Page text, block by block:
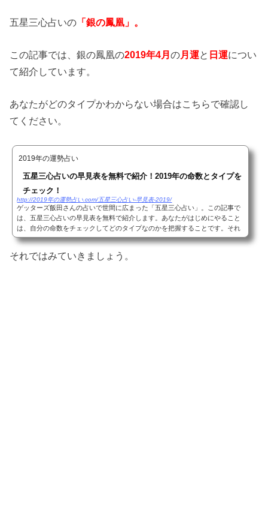
五星三心占いの 「銀の鳳凰」。
この記事では、銀の鳳凰の2019年4月の月運と 日運につい
て紹介しています。
あなたがどのタイプかわからない場合はこちらで確認し
てください。
2019年の運勢占い
五星三心占いの早見表を無料で紹介！2019年の命数とタイプを
チェック！
http://2019年の運勢占い.com/五星三心占い-早見表-2019/
ゲッターズ飯田さんの占いで世間に広まった「五星三心占い」。この記事で
は、五星三心占いの早見表を無料で紹介します。あなたがはじめにやること
は、自分の命数をチェックしてどのタイプなのかを把握することです。それ
では、早速命数とタイプを調べていきましょう...
それではみていきましょう。